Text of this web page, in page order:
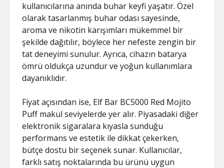
kullanıcılarına anında buhar keyfi yaşatır. Özel
olarak tasarlanmış buhar odası sayesinde,
aroma ve nikotin karışımları mükemmel bir
şekilde dağıtılır, böylece her nefeste zengin bir
tat deneyimi sunulur. Ayrıca, cihazın batarya
ömrü oldukça uzundur ve yoğun kullanımlara
dayanıklıdır.
Fiyat açısından ise, Elf Bar BC5000 Red Mojito
Puff makul seviyelerde yer alır. Piyasadaki diğer
elektronik sigaralara kıyasla sunduğu
performans ve estetik ile dikkat çekerken,
bütçe dostu bir seçenek sunar. Kullanıcılar,
farklı satış noktalarında bu ürünü uygun